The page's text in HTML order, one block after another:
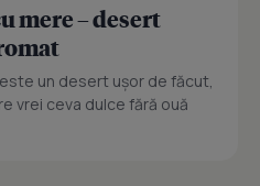
mere – desert
un desert ușor de făcut,
vrei ceva dulce fără ouă